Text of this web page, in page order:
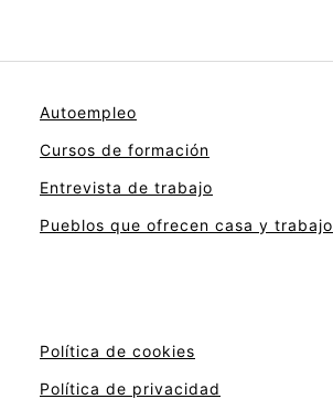
Autoempleo
Cursos de formación
Entrevista de trabajo
Pueblos que ofrecen casa y trabajo
Política de cookies
Política de privacidad